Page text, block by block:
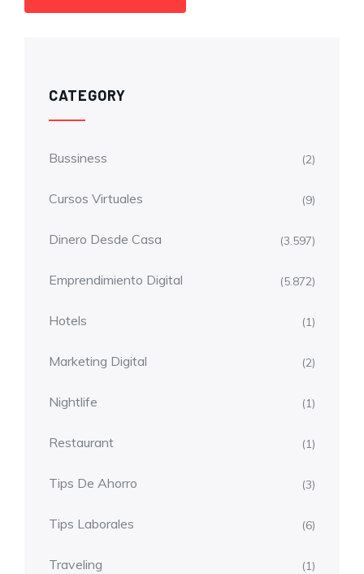
CATEGORY
Bussiness (2)
Cursos Virtuales (9)
Dinero Desde Casa (3.597)
Emprendimiento Digital (5.872)
Hotels (1)
Marketing Digital (2)
Nightlife (1)
Restaurant (1)
Tips De Ahorro (3)
Tips Laborales (6)
Traveling (1)